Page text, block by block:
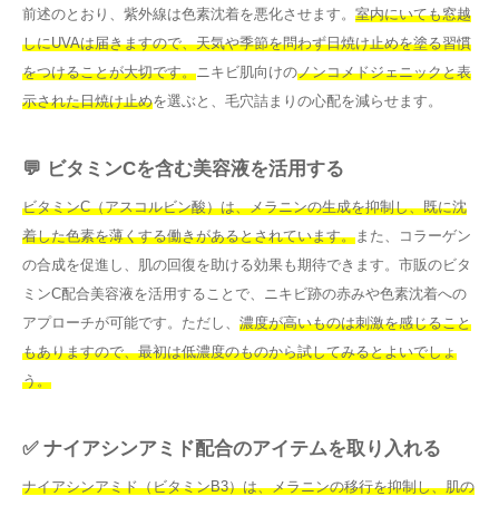
前述のとおり、紫外線は色素沈着を悪化させます。 室内にいても窓越
しにUVAは届きますので、天気や季節を問わず日焼け止めを塗る習慣
をつけることが大切です。ニキビ肌向けのノンコメドジェニックと表
示された日焼け止めを選ぶと、毛穴詰まりの心配を減らせます。
💬 ビタミンCを含む美容液を活用する
ビタミンC（アスコルビン酸）は、メラニンの生成を抑制し、既に沈
着した色素を薄くする働きがあるとされています。また、コラーゲン
の合成を促進し、肌の回復を助ける効果も期待できます。市販のビタ
ミンC配合美容液を活用することで、ニキビ跡の赤みや色素沈着への
アプローチが可能です。ただし、 濃度が高いものは刺激を感じること
もありますので、最初は低濃度のものから試してみるとよいでしょ
う。
✅ ナイアシンアミド配合のアイテムを取り入れる
ナイアシンアミド（ビタミンB3）は、メラニンの移行を抑制し、肌の